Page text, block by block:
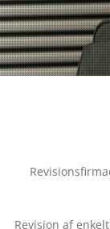
Revision af